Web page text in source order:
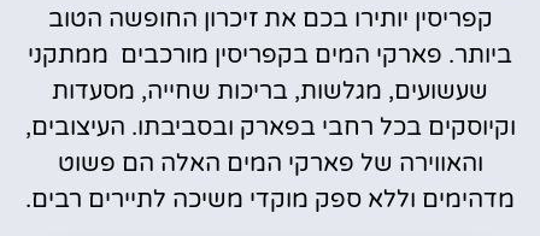
קפריסין יותירו בכם את זיכרון החופשה הטוב
ביותר. פארקי המים בקפריסין מורכבים ממתקני
שעשועים, מגלשות, בריכות שחייה, מסעדות
וקיוסקים בכל רחבי בפארק ובסביבתו. העיצובים,
והאווירה של פארקי המים האלה הם פשוט
מדהימים וללא ספק מוקדי משיכה לתיירים רבים.